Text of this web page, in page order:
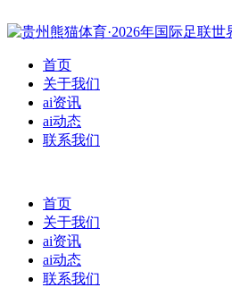
首页
关于我们
ai资讯
ai动态
联系我们
首页
关于我们
ai资讯
ai动态
联系我们